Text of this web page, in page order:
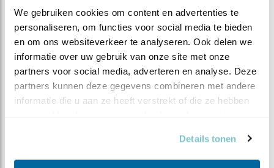
We gebruiken cookies om content en advertenties te
personaliseren, om functies voor social media te bieden
en om ons websiteverkeer te analyseren. Ook delen we
informatie over uw gebruik van onze site met onze
partners voor social media, adverteren en analyse. Deze
partners kunnen deze gegevens combineren met andere
informatie die u aan ze heeft verstrekt of die ze hebben
Details tonen
"after ring party". Rudi en Thea, wederom hartstikke
bedankt voor jullie gastvrijheid.
Groetjes, Leo Houdoe.